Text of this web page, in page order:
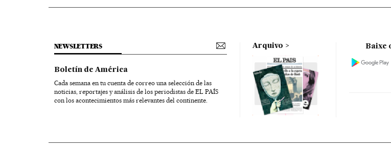
NEWSLETTERS
Boletín de América
Cada semana en tu cuenta de correo una selección de las
noticias, reportajes y análisis de los periodistas de EL PAÍS
con los acontecimientos más relevantes del continente.
Arquivo Baixe